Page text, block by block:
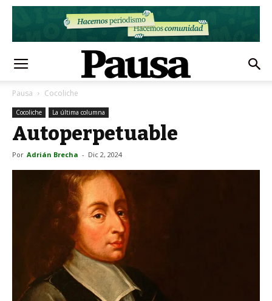
Pausa Cocoliche
Cocoliche La última columna
Autoperpetuable
Por Adrián Brecha - Dic 2, 2024